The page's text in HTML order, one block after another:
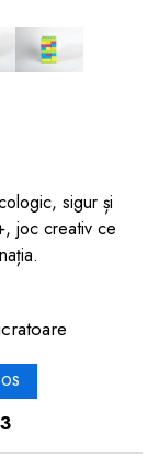
sigur și
joc creativ ce